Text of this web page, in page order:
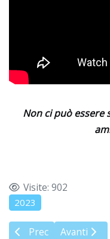
Non ci può essere
Visite: 902
2023
Articolo precedente:
Prec Articolo
Avanti